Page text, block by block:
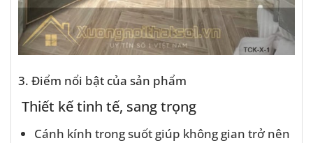
3. Điểm nổi bật của sản phẩm
Thiết kế tinh tế, sang trọng
Cánh kính trong suốt giúp không gian trở nên